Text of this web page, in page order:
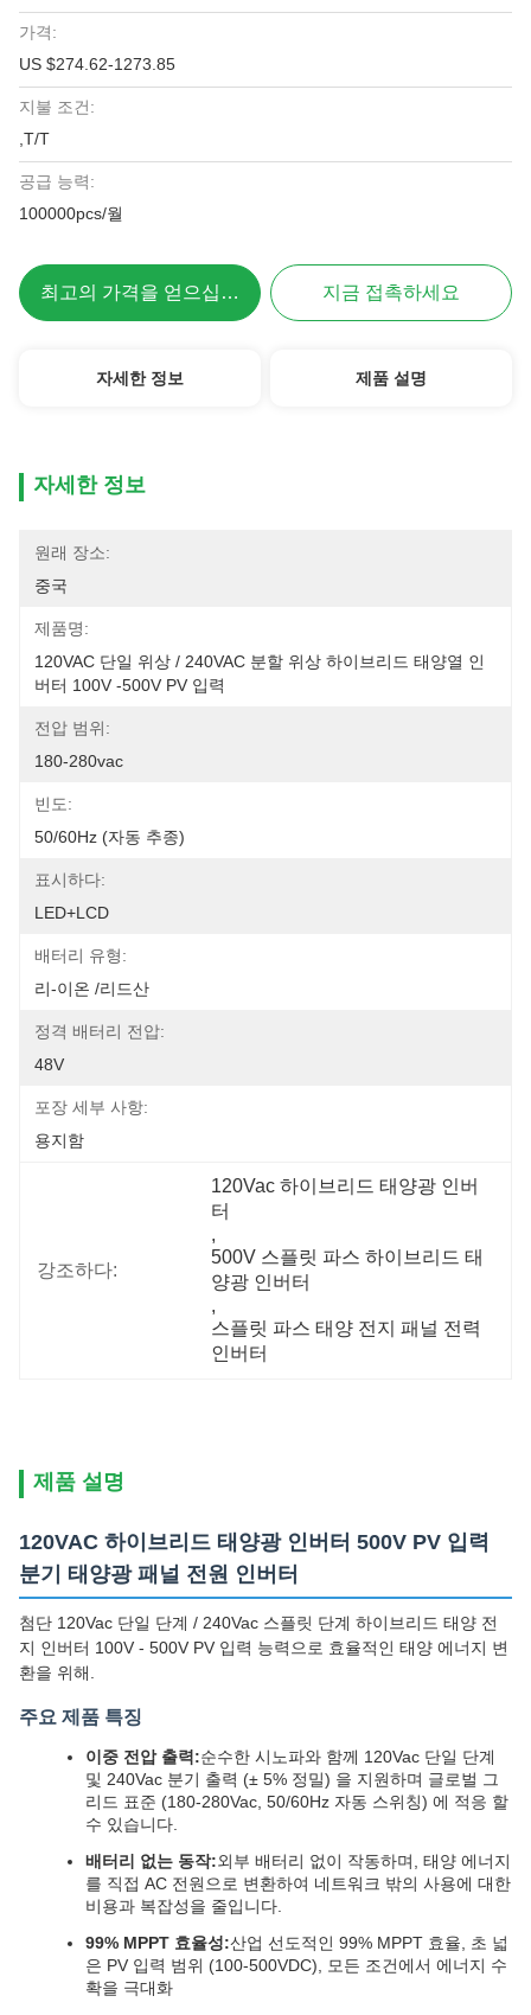
가격:
US $274.62-1273.85
지불 조건:
,T/T
공급 능력:
100000pcs/월
최고의 가격을 얻으십시오 지금 접촉하세요
자세한 정보 제품 설명
자세한 정보
원래 장소:
중국
제품명:
120VAC 단일 위상 / 240VAC 분할 위상 하이브리드 태양열 인
버터 100V -500V PV 입력
전압 범위:
180-280vac
빈도:
50/60Hz (자동 추종)
표시하다:
LED+LCD
배터리 유형:
리-이온 /리드산
정격 배터리 전압:
48V
포장 세부 사항:
용지함
강조하다:
120Vac 하이브리드 태양광 인버
터
,
500V 스플릿 파스 하이브리드 태
양광 인버터
,
스플릿 파스 태양 전지 패널 전력
인버터
제품 설명
120VAC 하이브리드 태양광 인버터 500V PV 입력
분기 태양광 패널 전원 인버터
첨단 120Vac 단일 단계 / 240Vac 스플릿 단계 하이브리드 태양 전
지 인버터 100V - 500V PV 입력 능력으로 효율적인 태양 에너지 변
환을 위해.
주요 제품 특징
이중 전압 출력:순수한 시노파와 함께 120Vac 단일 단계
및 240Vac 분기 출력 (± 5% 정밀) 을 지원하며 글로벌 그
리드 표준 (180-280Vac, 50/60Hz 자동 스위칭) 에 적응 할
수 있습니다.
배터리 없는 동작:외부 배터리 없이 작동하며, 태양 에너지
를 직접 AC 전원으로 변환하여 네트워크 밖의 사용에 대한
비용과 복잡성을 줄입니다.
99% MPPT 효율성:산업 선도적인 99% MPPT 효율, 초 넓
은 PV 입력 범위 (100-500VDC), 모든 조건에서 에너지 수
확을 극대화